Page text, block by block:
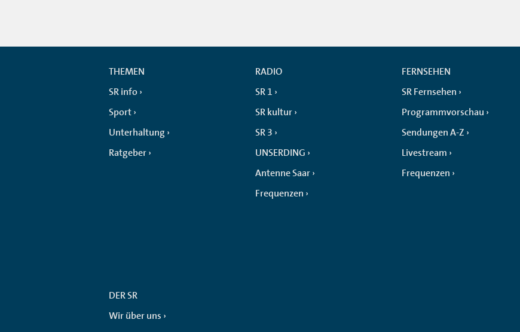
THEMEN
SR info
Sport
Unterhaltung
Ratgeber
RADIO
SR 1
SR kultur
SR 3
UNSERDING
Antenne Saar
Frequenzen
FERNSEHEN
SR Fernsehen
Programmvorschau
Sendungen A-Z
Livestream
Frequenzen
DER SR
Wir über uns